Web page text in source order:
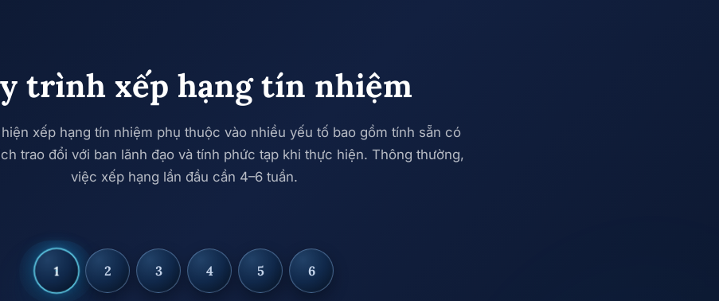
trình xếp hạng tín nhiệm
xếp hạng tín nhiệm phụ thuộc vào nhiều yếu tố bao gồm tính sẵn có
trao đổi với ban lãnh đạo và tính phức tạp khi thực hiện. Thông thường,
việc xếp hạng lần đầu cần 4–6 tuần.
1
Bước 1
2
Bước 2
3
Bước 3
4
Bước 4
5
Bước 5
6
Bước 6